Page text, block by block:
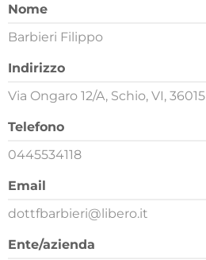
Nome
Barbieri Filippo
Indirizzo
Via Ongaro 12/A, Schio, VI, 36015
Telefono
0445534118
Email
dottfbarbieri@libero.it
Ente/azienda